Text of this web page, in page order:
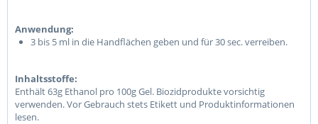
Anwendung:
3 bis 5 ml in die Handflächen geben und für 30 sec. verreiben.
Inhaltsstoffe:
Enthält 63g Ethanol pro 100g Gel. Biozidprodukte vorsichtig
verwenden. Vor Gebrauch stets Etikett und Produktinformationen
lesen.